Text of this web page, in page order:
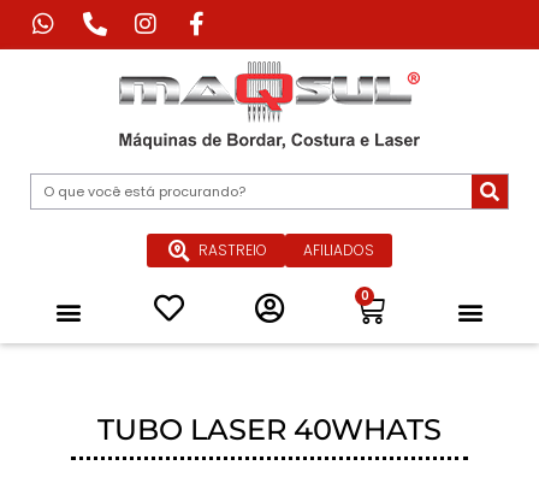
RASTREIO AFILIADOS
0
TUBO LASER 40WHATS